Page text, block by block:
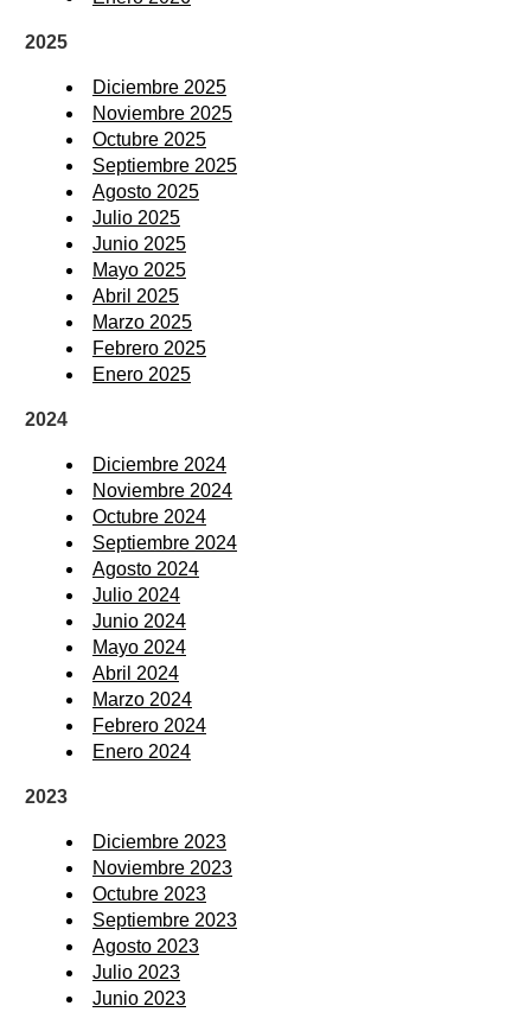
2025
Diciembre 2025
Noviembre 2025
Octubre 2025
Septiembre 2025
Agosto 2025
Julio 2025
Junio 2025
Mayo 2025
Abril 2025
Marzo 2025
Febrero 2025
Enero 2025
2024
Diciembre 2024
Noviembre 2024
Octubre 2024
Septiembre 2024
Agosto 2024
Julio 2024
Junio 2024
Mayo 2024
Abril 2024
Marzo 2024
Febrero 2024
Enero 2024
2023
Diciembre 2023
Noviembre 2023
Octubre 2023
Septiembre 2023
Agosto 2023
Julio 2023
Junio 2023